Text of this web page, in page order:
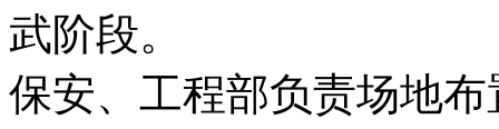
武阶段。
保安、工程部负责场地布